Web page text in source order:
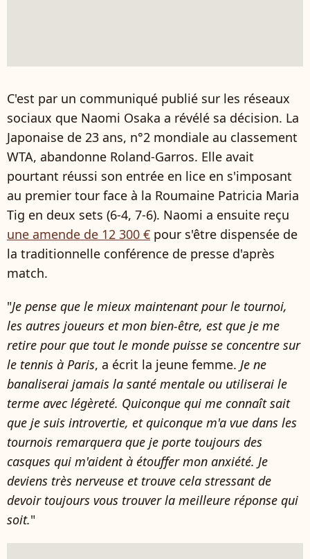
C'est par un communiqué publié sur les réseaux
sociaux que Naomi Osaka a révélé sa décision. La
Japonaise de 23 ans, n°2 mondiale au classement
WTA, abandonne Roland-Garros. Elle avait
pourtant réussi son entrée en lice en s'imposant
au premier tour face à la Roumaine Patricia Maria
Tig en deux sets (6-4, 7-6). Naomi a ensuite reçu
une amende de 12 300 € pour s'être dispensée de
la traditionnelle conférence de presse d'après
match.
"Je pense que le mieux maintenant pour le tournoi,
les autres joueurs et mon bien-être, est que je me
retire pour que tout le monde puisse se concentre sur
le tennis à Paris, a écrit la jeune femme. Je ne
banaliserai jamais la santé mentale ou utiliserai le
terme avec légèreté. Quiconque qui me connaît sait
que je suis introvertie, et quiconque m'a vue dans les
tournois remarquera que je porte toujours des
casques qui m'aident à étouffer mon anxiété. Je
deviens très nerveuse et trouve cela stressant de
devoir toujours vous trouver la meilleure réponse qui
soit."